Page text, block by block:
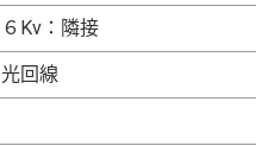
６Kv：隣接
光回線